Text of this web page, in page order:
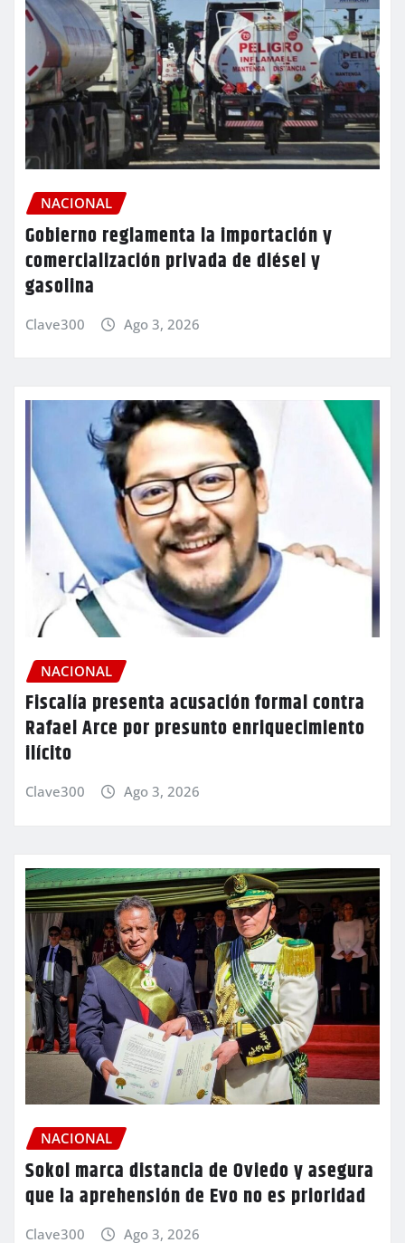
NACIONAL
Gobierno reglamenta la importación y
comercialización privada de diésel y
gasolina
Clave300 Ago 3, 2026
NACIONAL
Fiscalía presenta acusación formal contra
Rafael Arce por presunto enriquecimiento
ilícito
Clave300 Ago 3, 2026
NACIONAL
Sokol marca distancia de Oviedo y asegura
que la aprehensión de Evo no es prioridad
Clave300 Ago 3, 2026